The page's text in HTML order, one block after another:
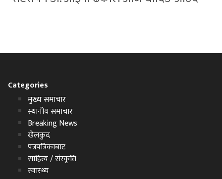
Categories
मुख्य समाचार
स्थानीय समाचार
Breaking News
खेलकुद
पत्रपत्रिकाबाट
साहित्य / संस्कृति
स्वास्थ्य